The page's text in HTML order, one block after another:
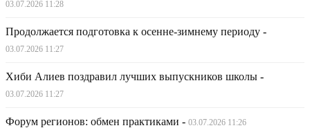
03.07.2026 11:28
Продолжается подготовка к осенне-зимнему периоду -
03.07.2026 11:27
Хиби Алиев поздравил лучших выпускников школы -
03.07.2026 11:27
Форум регионов: обмен практиками - 03.07.2026 11:26